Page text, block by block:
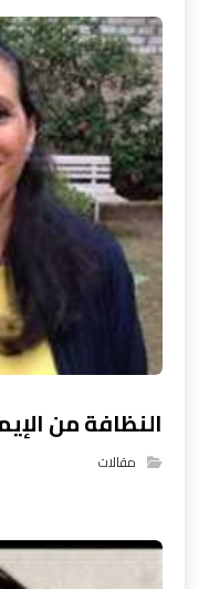
النظافة من
مقالات